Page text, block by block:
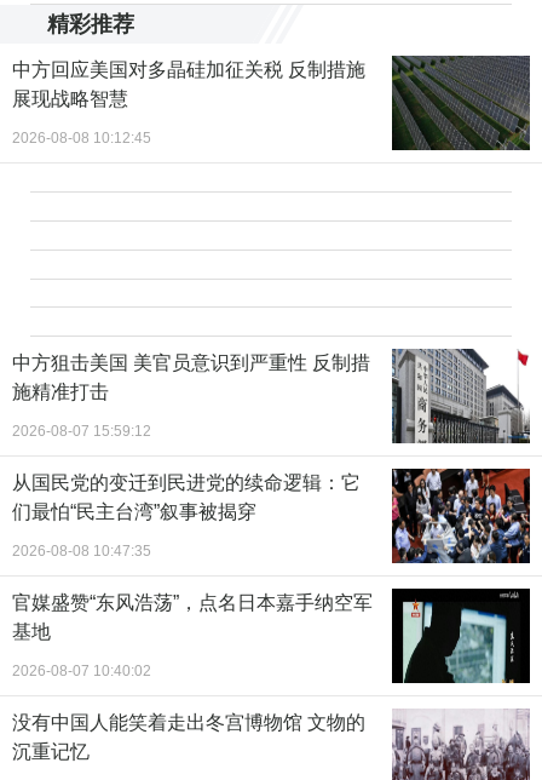
精彩推荐
中方回应美国对多晶硅加征关税 反制措施
展现战略智慧
2026-08-08 10:12:45
中方狙击美国 美官员意识到严重性 反制措
施精准打击
2026-08-07 15:59:12
从国民党的变迁到民进党的续命逻辑：它
们最怕“民主台湾”叙事被揭穿
2026-08-08 10:47:35
官媒盛赞“东风浩荡”，点名日本嘉手纳空军
基地
2026-08-07 10:40:02
没有中国人能笑着走出冬宫博物馆 文物的
沉重记忆